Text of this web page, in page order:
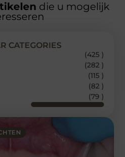
die u mogelijk
CATEGORIES
(425 )
(282 )
(115 )
(82 )
(79 )